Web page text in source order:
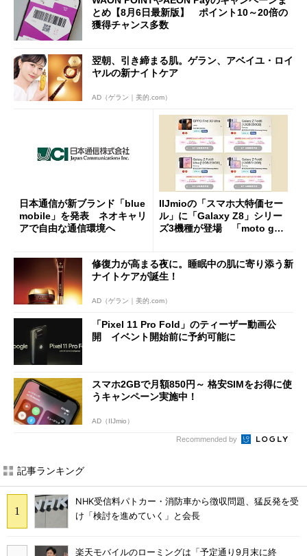
とめ【8月6日最新版】 ポイント10～20倍の
獲得チャンス多数
翌朝、引き締まる肌。ゲラン、アベイユ・ロイ
ヤルの新ナイトケア
AD（ゲラン｜美的.com）
日本通信が新ブランド「blue
mobile」を発表 ネオキャリ
アで自由な通信環境へ
IIJmioの「スマホ大特価セー
ル」に「Galaxy Z8」シリー
ズ3機種が登場 「moto g37
修復力が高まる夜に。睡眠中の肌に寄り添う新
ナイトケアが誕生！
AD（ゲラン｜美的.com）
「Pixel 11 Pro Fold」のティーザー動画公
開 イベント開始前に予約可能に
スマホ2GBで月額850円～ 格安SIMをお得に使
うキャンペーン実施中！
AD（IIJmio）
Recommended by
記事ランキング
NHK受信料パトカー・消防車から徴収問題、猛反発を受
け「検討を進めていく」と会長
楽天モバイルのローミングは「予定通り9月末に終